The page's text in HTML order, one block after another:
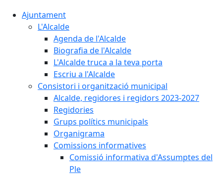
Ajuntament
L'Alcalde
Agenda de l'Alcalde
Biografia de l'Alcalde
L'Alcalde truca a la teva porta
Escriu a l'Alcalde
Consistori i organització municipal
Alcalde, regidores i regidors 2023-2027
Regidories
Grups polítics municipals
Organigrama
Comissions informatives
Comissió informativa d'Assumptes del
Ple